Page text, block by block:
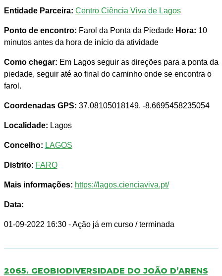
Entidade Parceira: Centro Ciência Viva de Lagos
Ponto de encontro: Farol da Ponta da Piedade Hora: 10
minutos antes da hora de início da atividade
Como chegar: Em Lagos seguir as direções para a ponta da
piedade, seguir até ao final do caminho onde se encontra o
farol.
Coordenadas GPS: 37.08105018149, -8.6695458235054
Localidade: Lagos
Concelho: LAGOS
Distrito: FARO
Mais informações: https://lagos.cienciaviva.pt/
Data:
01-09-2022 16:30 - Ação já em curso / terminada
2065. GEOBIODIVERSIDADE DO JOÃO D’ARENS